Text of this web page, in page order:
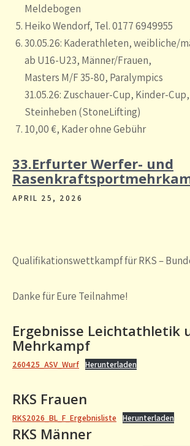
Meldebogen
Heiko Wendorf, Tel. 0177 6949955
30.05.26: Kaderathleten, weibliche/
ab U16-U23, Männer/Frauen,
Masters M/F 35-80, Paralympics
31.05.26: Zuschauer-Cup, Kinder-
Steinheben (StoneLifting)
10,00 €, Kader ohne Gebühr
33.Erfurter Werfer- und
APRIL 25, 2026
Qualifikationswettkampf für RKS –
Danke für Eure Teilnahme!
Ergebnisse Leichtathletik
Mehrkampf
260425_ASV_Wurf Herunterladen
RKS Frauen
RKS2026_BL_F_Ergebnisliste Herunterladen
RKS Männer